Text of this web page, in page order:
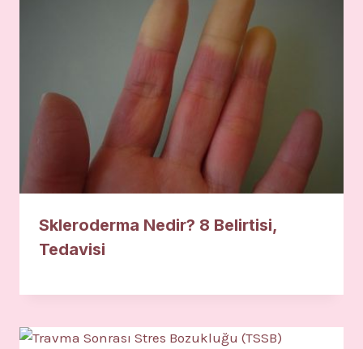
Skleroderma Nedir? 8 Belirtisi,
Tedavisi